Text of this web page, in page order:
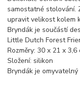
samostatné stolování.
upravit velikost kolem
Bryndák je součástí
Little Dutch Forest
Rozměry: 30 x 21 x 3,6
Složení: silikon
Bryndák je omyvatelný